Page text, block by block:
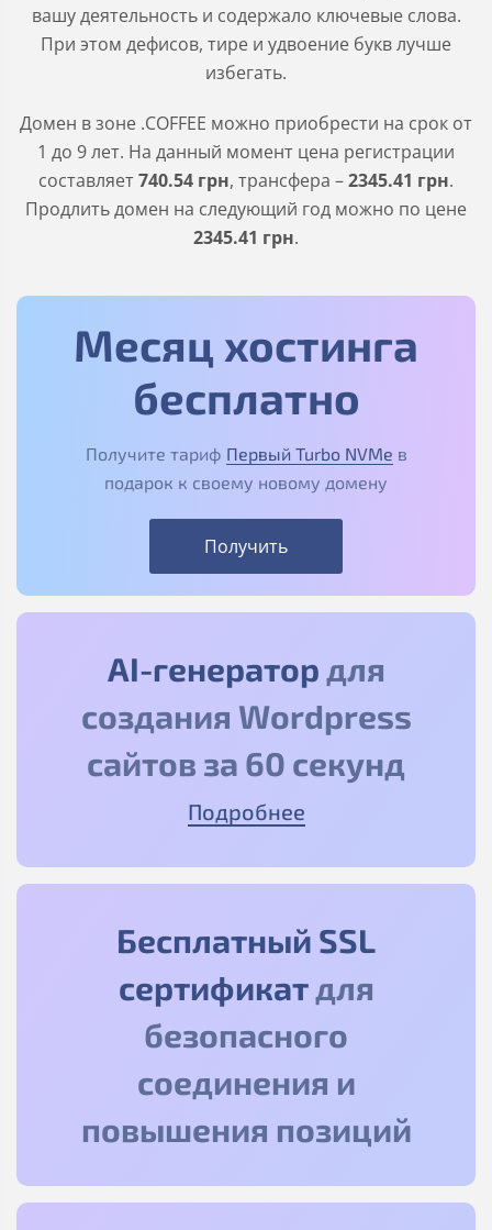
вашу деятельность и содержало ключевые слова.
При этом дефисов, тире и удвоение букв лучше
избегать.
Домен в зоне .COFFEE можно приобрести на срок от
1 до 9 лет. На данный момент цена регистрации
составляет740.54 грн, трансфера –2345.41 грн.
Продлить домен на следующий год можно по цене
2345.41 грн.
Месяц хостинга
бесплатно
Получите тариф Первый Turbo NVMe в
подарок к своему новому домену
Получить
AI-генератордля
создания Wordpress
сайтов за 60 секунд
Подробнее
Бесплатный SSL
сертификатдля
безопасного
соединения и
повышения позиций